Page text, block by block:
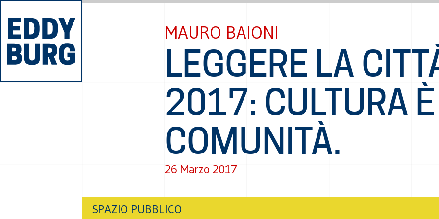
MAURO BAIONI
LEGGERE LA
2017: CULTURA È
COMUNITÀ.
26 Marzo 2017
SPAZIO PUBBLICO